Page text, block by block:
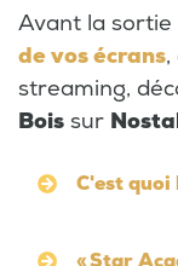
Avant la sortie
de vos écrans
streaming,
Bois sur
C'est quoi
« Star